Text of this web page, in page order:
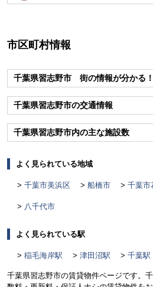
市区町村情報
千葉県習志野市 街の情報が分かる
千葉県習志野市の交通情報
千葉県習志野市内の主な施設数
よく見られている地域
千葉市美浜区 船橋市 千葉市
八千代市
よく見られている駅
稲毛海岸駅 津田沼駅 千葉駅
千葉県習志野市の賃貸物件ページです。